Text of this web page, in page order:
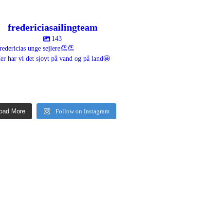
fredericiasailingteam
143
unge sejlere👏👏
har vi det sjovt på vand og på land🤩
Sep 19
fredericiasailingteam
Sep 10
More Follow on Instagram